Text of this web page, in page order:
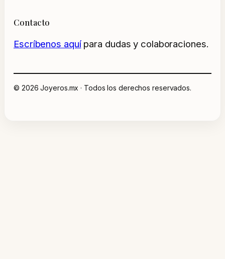
Contacto
Escríbenos aquípara dudas y colaboraciones.
© 2026 Joyeros.mx · Todos los derechos reservados.